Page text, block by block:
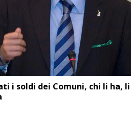
i soldi dei Comuni, chi li ha, li